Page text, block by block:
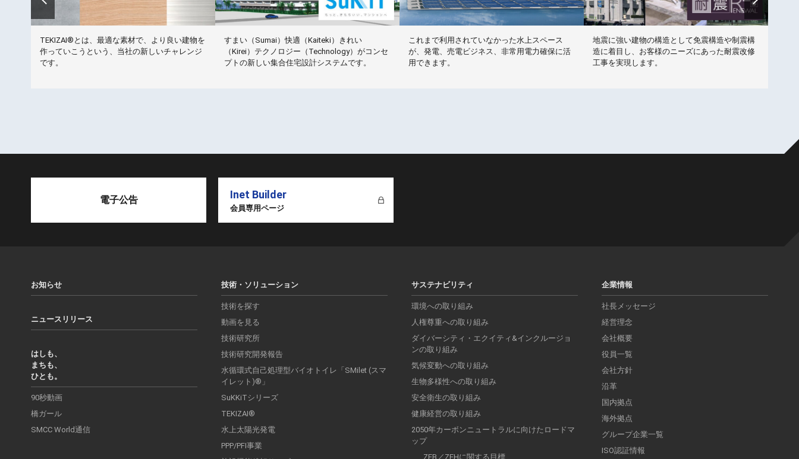
TEKIZAI®とは、最適な素材で、より良い建物を
作っていこうという、当社の新しいチャレンジ
です。
すまい（Sumai）快適（Kaiteki）きれい
（Kirei）テクノロジー（Technology）がコンセ
プトの新しい集合住宅設計システムです。
これまで利用されていなかった水上スペース
が、発電、売電ビジネス、非常用電力確保に活
用できます。
地震に強い建物の構造として免震構造や制震構
造に着目し、お客様のニーズにあった耐震改修
工事を実現します。
電子公告 Inet Builder
会員専用ページ
お知らせ
ニュースリリース
はしも、
まちも、
ひとも。
90秒動画
橋ガール
SMCC World通信
技術・ソリューション
技術を探す
動画を見る
技術研究所
技術研究開発報告
水循環式自己処理型バイオトイレ「SMilet (スマ
イレット)®」
SuKKiTシリーズ
TEKIZAI®
水上太陽光発電
PPP/PFI事業
サステナビリティ
環境への取り組み
人権尊重への取り組み
ダイバーシティ・エクイティ&インクルージョ
ンの取り組み
気候変動への取り組み
生物多様性への取り組み
安全衛生の取り組み
健康経営の取り組み
2050年カーボンニュートラルに向けたロードマ
ップ
ZEB／ZEHに関する目標
企業情報
社長メッセージ
経営理念
会社概要
役員一覧
会社方針
沿革
国内拠点
海外拠点
グループ企業一覧
ISO認証情報